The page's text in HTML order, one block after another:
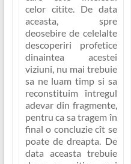
celor citite. De data
aceasta, spre
deosebire de celelalte
descoperiri profetice
dinaintea acestei
viziuni, nu mai trebuie
sa ne luam timp si sa
reconstituim întregul
adevar din fragmente,
pentru ca sa tragem în
final o concluzie cît se
poate de dreapta. De
data aceasta trebuie